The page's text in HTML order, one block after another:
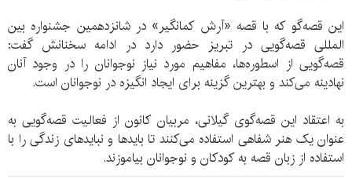
این قصه‌گو که با قصه‌ «آرش کمانگیر» در شانزدهمین جشنواره بین
المللی قصه‌گویی در تبریز حضور دارد در ادامه سخنانش گفت:
قصه‌گویی از اسطوره‌ها، مفاهیم مورد نیاز نوجوانان را در وجود آنان
نهادینه‌ می‌کند و بهترین گزینه برای ایجاد انگیزه در نوجوانان است.
به اعتقاد این قصه‌گوی گیلانی، مربیان کانون از فعالیت قصه‌گویی به
عنوان یک هنر شفاهی استفاده می‌کنند تا باید‌ها و نبایدهای زندگی را با
استفاده از زبان قصه به کودکان و نوجوانان بیاموزند.